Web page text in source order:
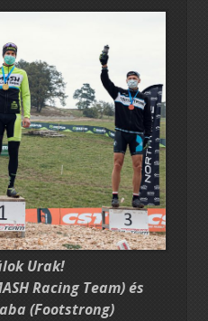
Urak!
Racing Team) és
(Footstrong)